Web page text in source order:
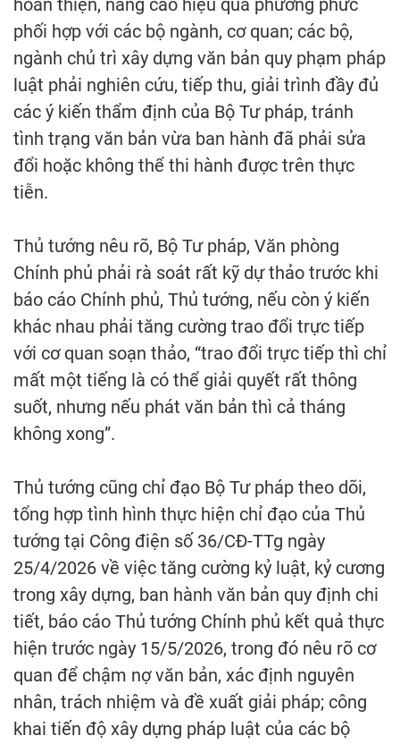
hoàn thiện, nâng cao hiệu quả phương phức
phối hợp với các bộ ngành, cơ quan; các bộ,
ngành chủ trì xây dựng văn bản quy phạm pháp
luật phải nghiên cứu, tiếp thu, giải trình đầy đủ
các ý kiến thẩm định của Bộ Tư pháp, tránh
tình trạng văn bản vừa ban hành đã phải sửa
đổi hoặc không thể thi hành được trên thực
tiễn.
Thủ tướng nêu rõ, Bộ Tư pháp, Văn phòng
Chính phủ phải rà soát rất kỹ dự thảo trước khi
báo cáo Chính phủ, Thủ tướng, nếu còn ý kiến
khác nhau phải tăng cường trao đổi trực tiếp
với cơ quan soạn thảo, “trao đổi trực tiếp thì chỉ
mất một tiếng là có thể giải quyết rất thông
suốt, nhưng nếu phát văn bản thì cả tháng
không xong”.
Thủ tướng cũng chỉ đạo Bộ Tư pháp theo dõi,
tổng hợp tình hình thực hiện chỉ đạo của Thủ
tướng tại Công điện số 36/CĐ-TTg ngày
25/4/2026 về việc tăng cường kỷ luật, kỷ cương
trong xây dựng, ban hành văn bản quy định chi
tiết, báo cáo Thủ tướng Chính phủ kết quả thực
hiện trước ngày 15/5/2026, trong đó nêu rõ cơ
quan để chậm nợ văn bản, xác định nguyên
nhân, trách nhiệm và đề xuất giải pháp; công
khai tiến độ xây dựng pháp luật của các bộ